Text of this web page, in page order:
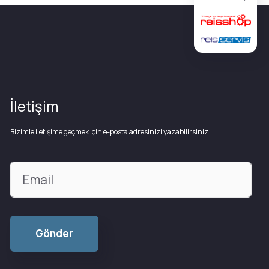
İletişim
Bizimle iletişime geçmek için e-posta adresinizi yazabilirsiniz